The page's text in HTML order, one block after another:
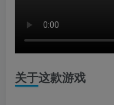
关于这款游戏